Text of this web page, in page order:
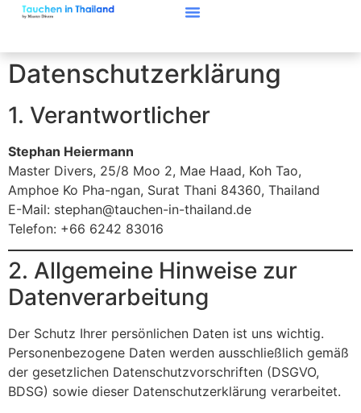
Datenschutzerklärung
1. Verantwortlicher
Stephan Heiermann
Master Divers, 25/8 Moo 2, Mae Haad, Koh Tao,
Amphoe Ko Pha-ngan, Surat Thani 84360, Thailand
E-Mail: stephan@tauchen-in-thailand.de
Telefon: +66 6242 83016
2. Allgemeine Hinweise zur
Datenverarbeitung
Der Schutz Ihrer persönlichen Daten ist uns wichtig.
Personenbezogene Daten werden ausschließlich gemäß
der gesetzlichen Datenschutzvorschriften (DSGVO,
BDSG) sowie dieser Datenschutzerklärung verarbeitet.